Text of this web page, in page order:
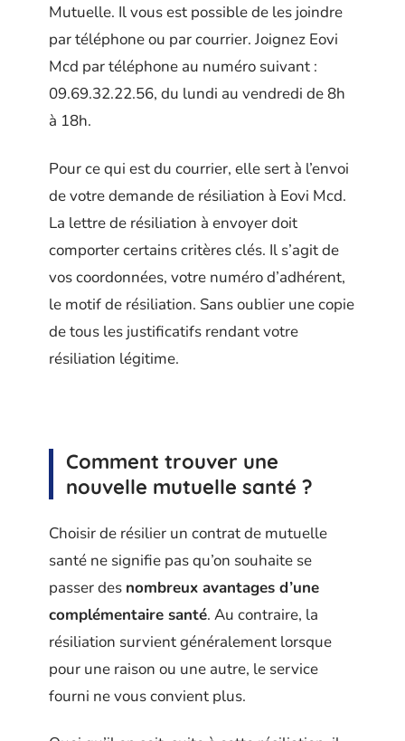
Mutuelle. Il vous est possible de les joindre
par téléphone ou par courrier. Joignez Eovi
Mcd par téléphone au numéro suivant :
09.69.32.22.56, du lundi au vendredi de 8h
à 18h.
Pour ce qui est du courrier, elle sert à l’envoi
de votre demande de résiliation à Eovi Mcd.
La lettre de résiliation à envoyer doit
comporter certains critères clés. Il s’agit de
vos coordonnées, votre numéro d’adhérent,
le motif de résiliation. Sans oublier une copie
de tous les justificatifs rendant votre
résiliation légitime.
Comment trouver une
nouvelle mutuelle santé ?
Choisir de résilier un contrat de mutuelle
santé ne signifie pas qu’on souhaite se
passer des nombreux avantages d’une
complémentaire santé. Au contraire, la
résiliation survient généralement lorsque
pour une raison ou une autre, le service
fourni ne vous convient plus.